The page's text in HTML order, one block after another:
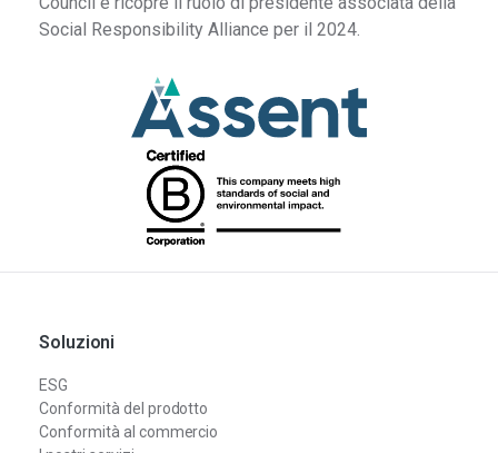
Social Responsibility Alliance per il 2024.
Soluzioni
ESG
Conformità del prodotto
Conformità al commercio